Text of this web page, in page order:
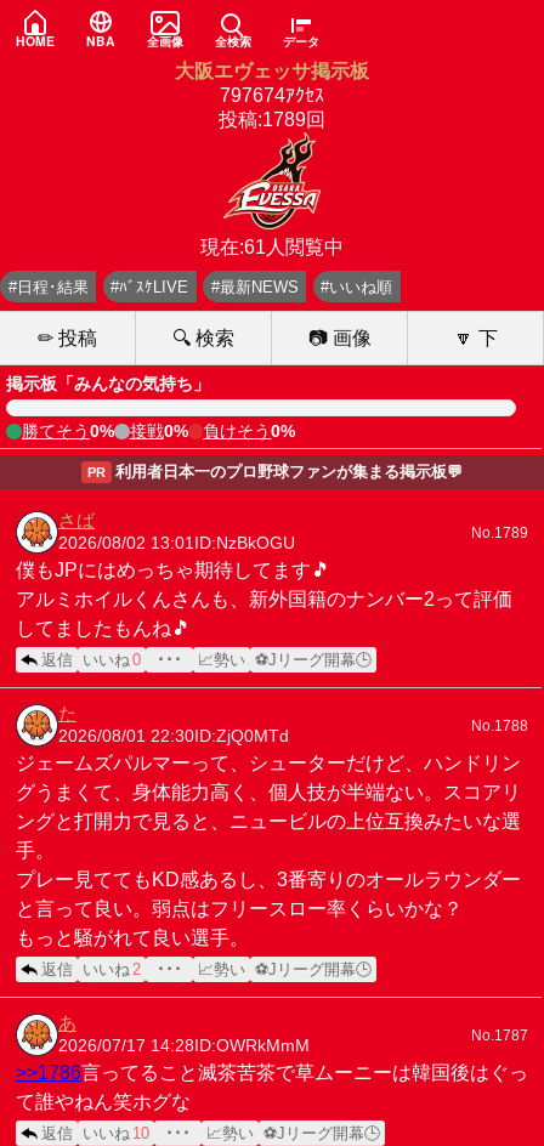
HOME NBA 全画像 全検索 データ
大阪エヴェッサ掲示板
797674ｱｸｾｽ
投稿:1789回
現在:61人閲覧中
#日程･結果 #ﾊﾞｽｹLIVE #最新NEWS #いいね順
✏ 投稿 🔍 検索 📷 画像 🔽 下
掲示板「みんなの気持ち」
勝てそう0% 接戦0% 負けそう0%
PR 利用者日本一のプロ野球ファンが集まる掲示板💬
さば
2026/08/02 13:01 ID:NzBkOGU
No.1789
僕もJPにはめっちゃ期待してます🎵
アルミホイルくんさんも、新外国籍のナンバー2って評価
してましたもんね🎵
返信 いいね0 ･･･ 📈勢い ⚽Jリーグ開幕🕒
た
2026/08/01 22:30 ID:ZjQ0MTd
No.1788
ジェームズパルマーって、シューターだけど、ハンドリン
グうまくて、身体能力高く、個人技が半端ない。スコアリ
ングと打開力で見ると、ニュービルの上位互換みたいな選
手。
プレー見ててもKD感あるし、3番寄りのオールラウンダー
と言って良い。弱点はフリースロー率くらいかな？
もっと騒がれて良い選手。
返信 いいね2 ･･･ 📈勢い ⚽Jリーグ開幕🕒
あ
2026/07/17 14:28 ID:OWRkMmM
No.1787
>>1786言ってること滅茶苦茶で草ムーニーは韓国後はぐっ
て誰やねん笑ホグな
返信 いいね 10 ･･･ 📈勢い ⚽Jリーグ開幕🕒